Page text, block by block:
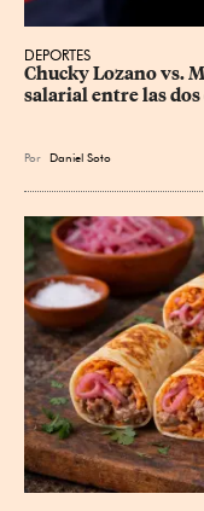
DEPORTES
Chucky Lozano vs.
salarial entre las
Por Daniel Soto